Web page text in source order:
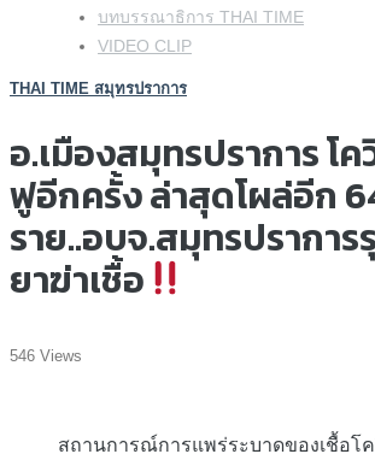
บทบรรณาธิการ THAI TIME
VIDEO CLIP
THAI TIME สมุทรปราการ
อ.เมืองสมุทรปราการ โ
ฟูอีกครั้ง ล่าสุดโผล่อีก
ราย..อบจ.สมุทรปรากา
ยาฆ่าเชื้อ
546 Views
สถานการณ์การแพร่ระบาดของเชื้อโค